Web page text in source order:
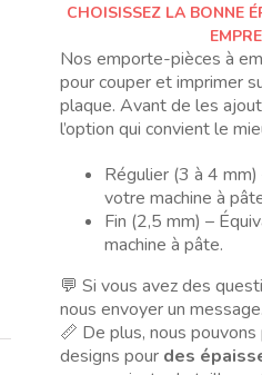
CHOISISSEZ LA BONNE
Nos emporte-pièces à
pour couper et imprimer
plaque. Avant de les
l’option qui convient le
Régulier (3 à 4
votre machine à
Fin (2,5 mm) –
machine à pâte.
💬 Si vous avez des
nous envoyer un message.
📏 De plus, nous
designs pour des